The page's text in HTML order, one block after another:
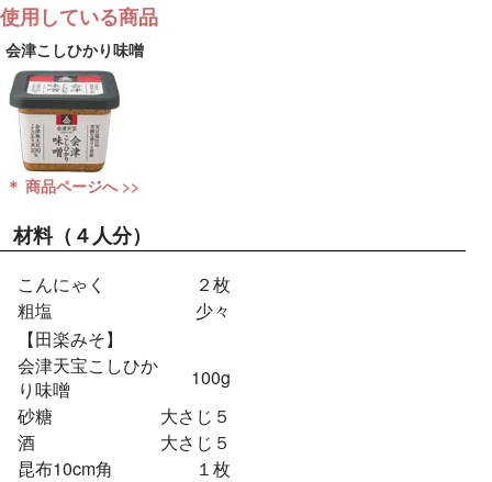
使用している商品
会津こしひかり味噌
＊ 商品ページへ >>
材料（４人分）
こんにゃく
２枚
粗塩
少々
【田楽みそ】
会津天宝こしひか
り味噌
100g
砂糖
大さじ５
酒
大さじ５
昆布10cm角
１枚